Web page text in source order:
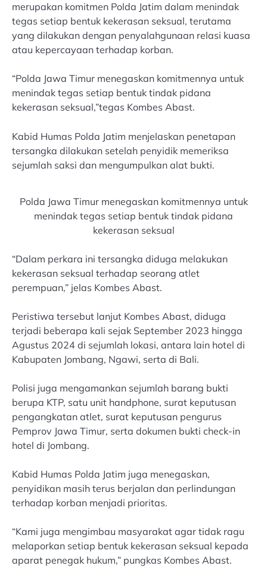
merupakan komitmen Polda Jatim dalam menindak
tegas setiap bentuk kekerasan seksual, terutama
yang dilakukan dengan penyalahgunaan relasi kuasa
atau kepercayaan terhadap korban.
“Polda Jawa Timur menegaskan komitmennya untuk
menindak tegas setiap bentuk tindak pidana
kekerasan seksual,”tegas Kombes Abast.
Kabid Humas Polda Jatim menjelaskan penetapan
tersangka dilakukan setelah penyidik memeriksa
sejumlah saksi dan mengumpulkan alat bukti.
Polda Jawa Timur menegaskan komitmennya untuk
menindak tegas setiap bentuk tindak pidana
kekerasan seksual
“Dalam perkara ini tersangka diduga melakukan
kekerasan seksual terhadap seorang atlet
perempuan,” jelas Kombes Abast.
Peristiwa tersebut lanjut Kombes Abast, diduga
terjadi beberapa kali sejak September 2023 hingga
Agustus 2024 di sejumlah lokasi, antara lain hotel di
Kabupaten Jombang, Ngawi, serta di Bali.
Polisi juga mengamankan sejumlah barang bukti
berupa KTP, satu unit handphone, surat keputusan
pengangkatan atlet, surat keputusan pengurus
Pemprov Jawa Timur, serta dokumen bukti check-in
hotel di Jombang.
Kabid Humas Polda Jatim juga menegaskan,
penyidikan masih terus berjalan dan perlindungan
terhadap korban menjadi prioritas.
“Kami juga mengimbau masyarakat agar tidak ragu
melaporkan setiap bentuk kekerasan seksual kepada
aparat penegak hukum,” pungkas Kombes Abast.